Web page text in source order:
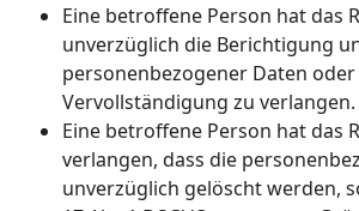
Eine betroffene Person hat das
unverzüglich die Berichtigung
personenbezogener Daten
Vervollständigung zu verlangen.
Eine betroffene Person hat das
verlangen, dass die
unverzüglich gelöscht werden,